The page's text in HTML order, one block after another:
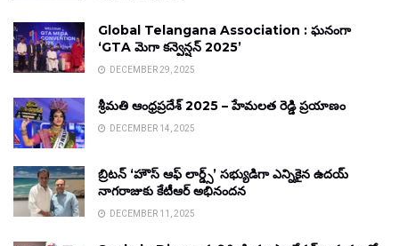
Global Telangana Association : ఘనంగా
‘GTA మెగా కన్వెన్షన్ 2025’
DECEMBER 29, 2025
శ్రీమతి ఆంధ్రప్రదేశ్ 2025 – హేమలత రెడ్డి ప్రయాణం
DECEMBER 14, 2025
బ్రిటన్ ‘హౌస్ ఆఫ్ లార్డ్స్’ సభ్యుడిగా ఎన్నికైన ఉదయ్
నాగరాజుకు కేటీఆర్ అభినందన
DECEMBER 11, 2025